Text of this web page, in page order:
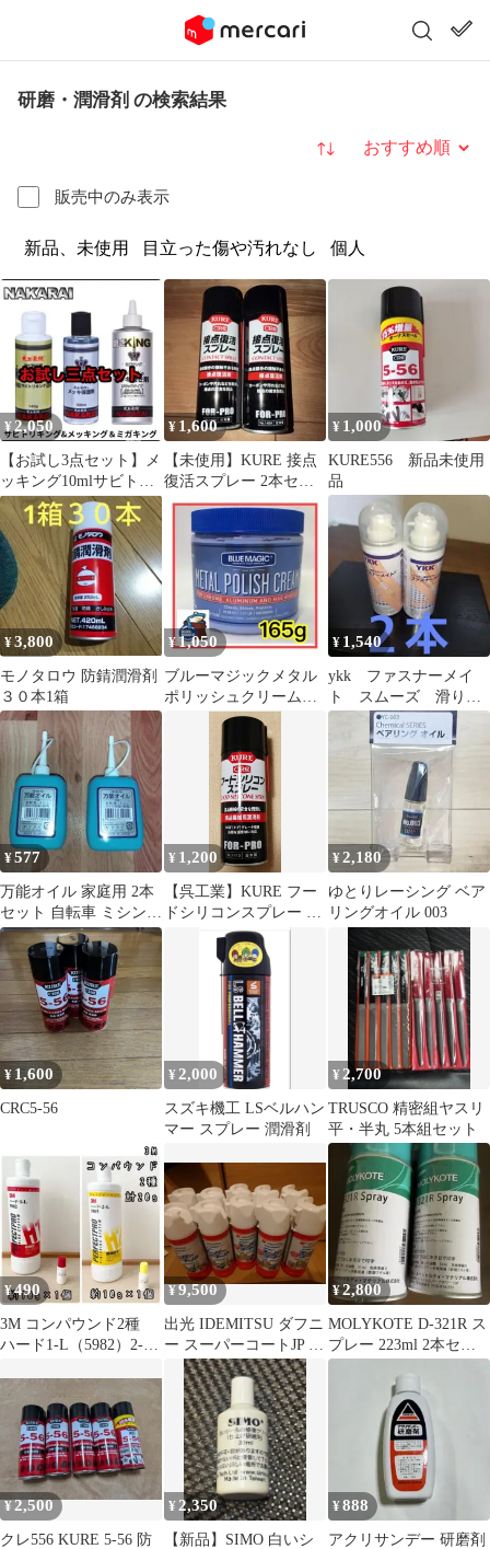
研磨・潤滑剤 の検索結果
販売中のみ表示
並び替え
新品、未使用 目立った傷や汚れなし 個人
¥2,050
【お試し3点セット】メ
ッキング10mlサビトリ
キング15mlミガキング
15ml
¥ 1,600
【未使用】KURE 接点
復活スプレー 2本セッ
ト No.1424 接点復活
¥ 1,000
KURE556 新品未使用
品
¥3,800
モノタロウ 防錆潤滑剤
３０本1箱
¥ 1,050
ブルーマジックメタル
ポリッシュクリーム
¥ 1,540
ykk ファスナーメイ
ト スムーズ 滑り
バッグ ブーツ スカ
ート チャック
¥577
万能オイル 家庭用 2本
セット 自転車 ミシン
釣具
¥ 1,200
【呉工業】KURE フー
ドシリコンスプレー 1
¥2,180
ゆとりレーシング ベア
リングオイル 003
¥ 1,600
CRC5-56
¥ 2,000
スズキ機工 LSベルハン
マー スプレー 潤滑剤
¥ 2,700
TRUSCO 精密組ヤスリ
平・半丸 5本組セット
¥490
3M コンパウンド2種
ハード1-L（5982）2-
¥9,500
出光 IDEMITSU ダフニ
ー スーパーコートJP 潤
滑防錆スプレー 10本
¥2,800
MOLYKOTE D-321R ス
プレー 223ml 2本セッ
ト
¥2,500
クレ556 KURE 5-56 防
¥ 2,350
【新品】SIMO 白いシ
¥888
アクリサンデー 研磨剤